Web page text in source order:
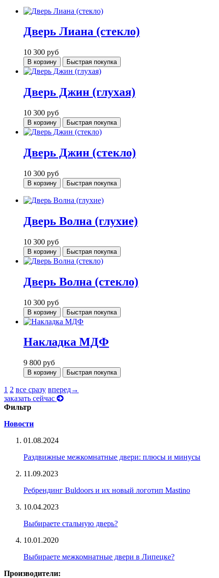
Дверь Лиана (стекло)
10 300 руб
В корзину Быстрая покупка
Дверь Джин (глухая)
10 300 руб
В корзину Быстрая покупка
Дверь Джин (стекло)
10 300 руб
В корзину Быстрая покупка
Дверь Волна (глухие)
10 300 руб
В корзину Быстрая покупка
Дверь Волна (стекло)
10 300 руб
В корзину Быстрая покупка
Накладка МДФ
9 800 руб
В корзину Быстрая покупка
1 2 все сразу вперед→
заказать сейчас
Фильтр
Новости
01.08.2024
Раздвижные межкомнатные двери: плюсы и минусы
11.09.2023
Ребрендинг Buldoors и их новый логотип Mastino
10.04.2023
Выбираете стальную дверь?
10.01.2020
Выбираете межкомнатные двери в Липецке?
Производители: